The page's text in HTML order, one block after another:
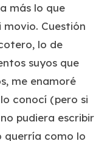
más lo que
movio. Cuestión
lo de
suyos que
me enamoré
conocí (pero si
pudiera escribir
querría como lo